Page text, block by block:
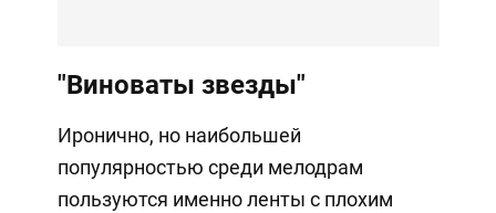
"Виноваты звезды"
Иронично, но наибольшей
популярностью среди мелодрам
пользуются именно ленты с плохим